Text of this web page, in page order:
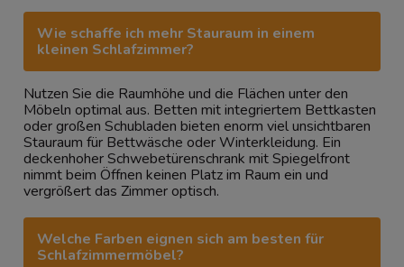
Wie schaffe ich mehr Stauraum in einem
kleinen Schlafzimmer?
Nutzen Sie die Raumhöhe und die Flächen unter den
Möbeln optimal aus. Betten mit integriertem Bettkasten
oder großen Schubladen bieten enorm viel unsichtbaren
Stauraum für Bettwäsche oder Winterkleidung. Ein
deckenhoher Schwebetürenschrank mit Spiegelfront
nimmt beim Öffnen keinen Platz im Raum ein und
vergrößert das Zimmer optisch.
Welche Farben eignen sich am besten für
Schlafzimmermöbel?